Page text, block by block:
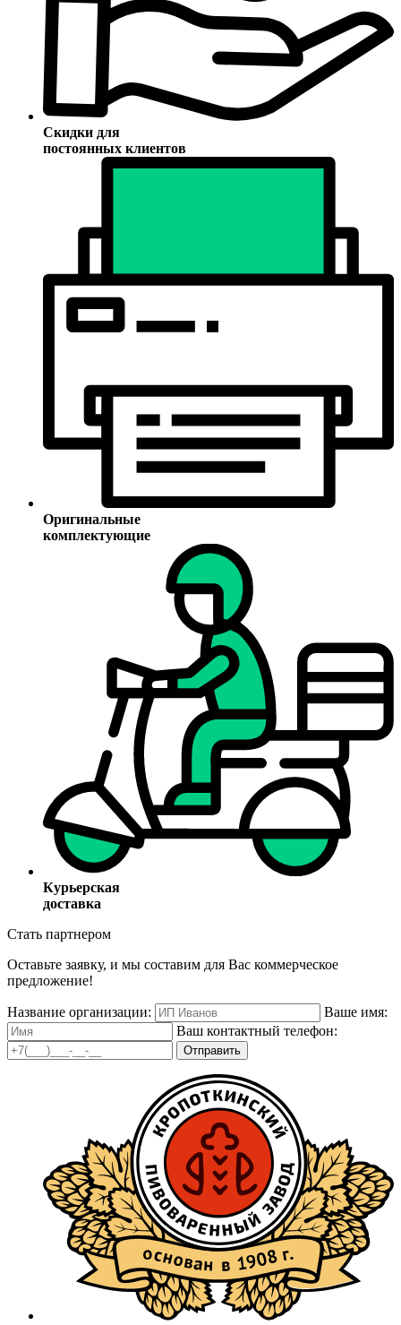
Скидки для
постоянных клиентов
Оригинальные
комплектующие
Курьерская
доставка
Стать партнером
Оставьте заявку, и мы составим для Вас коммерческое
предложение!
Название организации:
Ваше имя:
Ваш контактный телефон:
Отправить